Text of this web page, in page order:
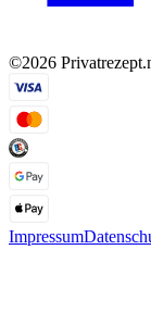
©2026
Impressum